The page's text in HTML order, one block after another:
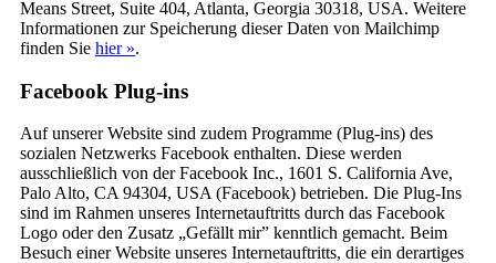
Means Street, Suite 404, Atlanta, Georgia 30318, USA. Weitere
Informationen zur Speicherung dieser Daten von Mailchimp
finden Sie hier ».
Facebook Plug-ins
Auf unserer Website sind zudem Programme (Plug-ins) des
sozialen Netzwerks Facebook enthalten. Diese werden
ausschließlich von der Facebook Inc., 1601 S. California Ave,
Palo Alto, CA 94304, USA (Facebook) betrieben. Die Plug-Ins
sind im Rahmen unseres Internetauftritts durch das Facebook
Logo oder den Zusatz „Gefällt mir” kenntlich gemacht. Beim
Besuch einer Website unseres Internetauftritts, die ein derartiges